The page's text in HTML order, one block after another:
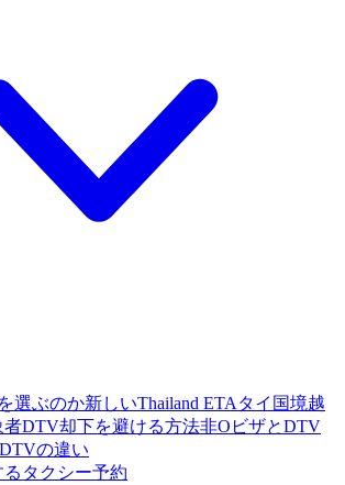
選ぶのか新しいThailand ETA タイ国境越
者DTV却下を避ける方法非OビザとDTV
の違い
タクシー予約